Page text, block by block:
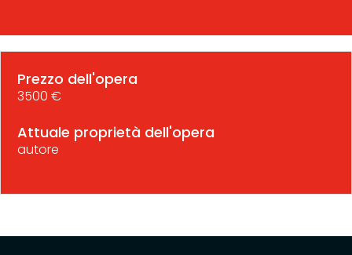
Prezzo dell'opera
3500 €
Attuale proprietà dell'opera
autore